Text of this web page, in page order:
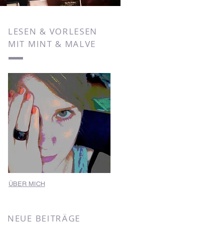
LESEN & VORLESEN
MIT MINT & MALVE
ÜBER MICH
NEUE BEITRÄGE